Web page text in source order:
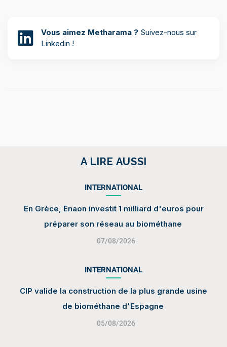
Vous aimez Metharama ? Suivez-nous sur
Linkedin !
A LIRE AUSSI
INTERNATIONAL
En Grèce, Enaon investit 1 milliard d'euros pour
préparer son réseau au biométhane
07/08/2026
INTERNATIONAL
CIP valide la construction de la plus grande usine
de biométhane d'Espagne
05/08/2026